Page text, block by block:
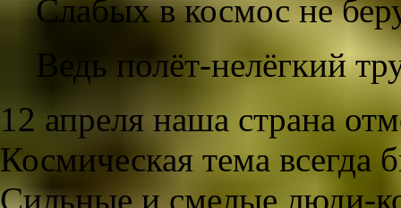
Слабых в космос не
Ведь полёт-нелёгкий
12 апреля наша страна
Космическая тема всегда
Сильные и смелые люди-